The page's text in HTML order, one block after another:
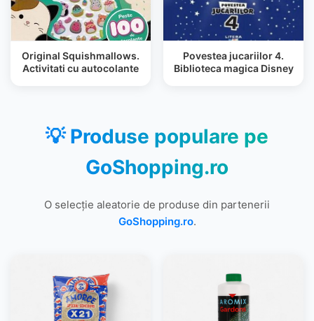
Original Squishmallows.
Activitati cu autocolante
Povestea jucariilor 4.
Biblioteca magica Disney
💡 Produse populare pe
GoShopping.ro
O selecție aleatorie de produse din partenerii
GoShopping.ro.